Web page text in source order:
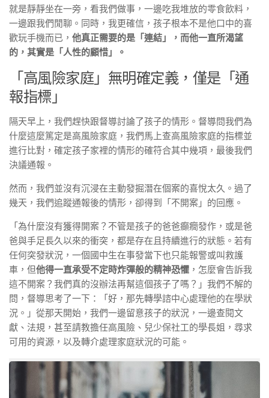
就是靜靜坐在一旁，看我們做事，一邊吃我堆放的零食飲料，
一邊跟我們閒聊。同時，我更確信，孩子根本不是他口中的喜
歡玩手機而已， 他真正需要的是「連結」，而他一直所渴望
的，其實是「人性的顧惜」。
「高風險家庭」無明確定義，僅是「通
報指標」
隔天早上，我們趕快跟督導討論了孩子的情形。督導問我們為
什麼這麼篤定是高風險家庭，我們馬上查高風險家庭的指標並
進行比對，確定孩子家裡的情形的確符合其中幾項，最後我們
決議通報。
然而，我們並沒有沉浸在主動發掘潛在個案的喜悅太久。過了
幾天，我們追蹤通報後的情形，卻得到「不開案」的回應。
「為什麼沒有獲得開案？不管是孩子的爸爸癲癇發作，或是爸
爸與手足長久以來的衝突，都是存在且持續進行的狀態。若有
任何突發狀況，一個國中生在事發當下也只能報警或叫救護
車，但他得一直承受不定時炸彈般的精神恐懼 ，怎麼會告訴我
這不開案？我們真的沒辦法再幫這個孩子了嗎？」我們不解的
問，督導思考了一下：「好，那先轉學諮中心處理他的在學狀
況。」從那天開始，我們一邊留意孩子的狀況，一邊查閱文
獻、法規，甚至請教擔任高風險、兒少保社工的學長姐，尋求
可用的資源，以及轉介處理家庭狀況的可能。